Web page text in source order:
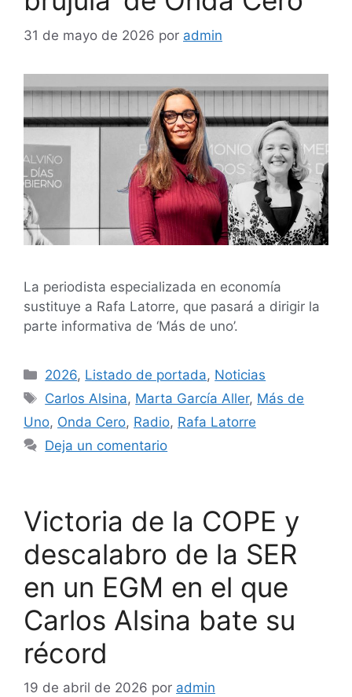
31 de mayo de 2026 por admin
La periodista especializada en economía
sustituye a Rafa Latorre, que pasará a dirigir la
parte informativa de ‘Más de uno’.
2026, Listado de portada, Noticias
Carlos Alsina, Marta García Aller, Más de
Uno, Onda Cero, Radio, Rafa Latorre
Deja un comentario
Victoria de la COPE y
descalabro de la SER
en un EGM en el que
Carlos Alsina bate su
récord
19 de abril de 2026 por admin